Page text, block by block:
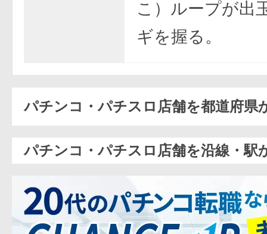
こ）ループが出
ギを握る。
パチンコ・パチスロ店舗を都道府県
パチンコ・パチスロ店舗を沿線・駅